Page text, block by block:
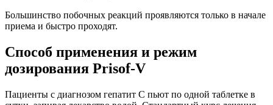
Большинство побочных реакций проявляются только в начале
приема и быстро проходят.
Способ применения и режим
дозирования Prisof-V
Пациенты с диагнозом гепатит С пьют по одной таблетке в